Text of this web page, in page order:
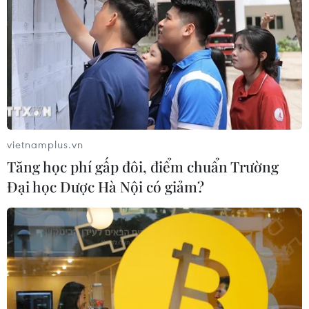
Indonesia ở lượt trận bảng
A tối 3/8.
sự đồng thời xác nhận
đang đàm phán với
Oman để lập tuyến hàng
hải nhưng không đàm
phán với Washington.
NGHE
Ukraine tiếp tục dội UAV
Viện kiểm sát truy tố
vietnamplus.vn
Tăng học phí gấp đôi, điểm chuẩn Trường
Đại học Dược Hà Nội có giảm?